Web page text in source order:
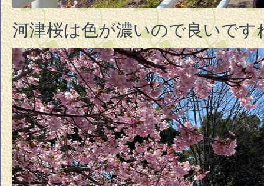
河津桜は色が濃いので良いです